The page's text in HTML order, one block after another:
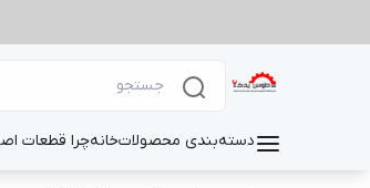
دسته‌بندی محصولاتخانهچرا قطعات